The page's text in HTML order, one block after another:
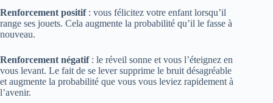
Renforcement positif: vous félicitez votre enfant lorsqu’il
range ses jouets. Cela augmente la probabilité qu’il le fasse à
nouveau.
Renforcement négatif: le réveil sonne et vous l’éteignez en
vous levant. Le fait de se lever supprime le bruit désagréable
et augmente la probabilité que vous vous leviez rapidement à
l’avenir.